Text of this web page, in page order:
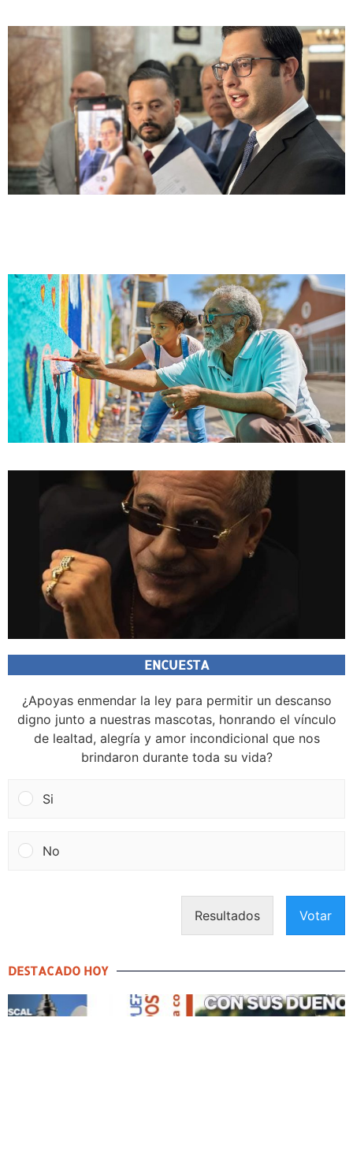
ENCUESTA
¿Apoyas enmendar la ley para permitir un descanso
digno junto a nuestras mascotas, honrando el vínculo
de lealtad, alegría y amor incondicional que nos
brindaron durante toda su vida?
Si
No
Resultados Votar
DESTACADO HOY